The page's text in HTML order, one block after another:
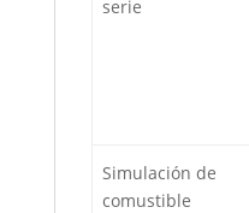
serie
Simulación de
comustible